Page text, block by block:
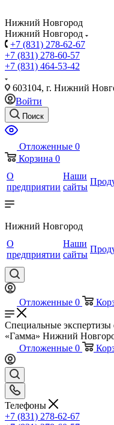
Нижний Новгород
Нижний Новгород
+7 (831) 278-62-67
+7 (831) 278-60-57
+7 (831) 464-53-42
603104, г. Нижний
Войти
Поиск
Отложенные 0
Корзина 0
О
предприятии
Наши
сайты
Нижний Новгород
О
предприятии
Наши
сайты
Отложенные 0
Специальные
«Гамма» Нижний
Отложенные 0
Телефоны
+7 (831) 278-62-67